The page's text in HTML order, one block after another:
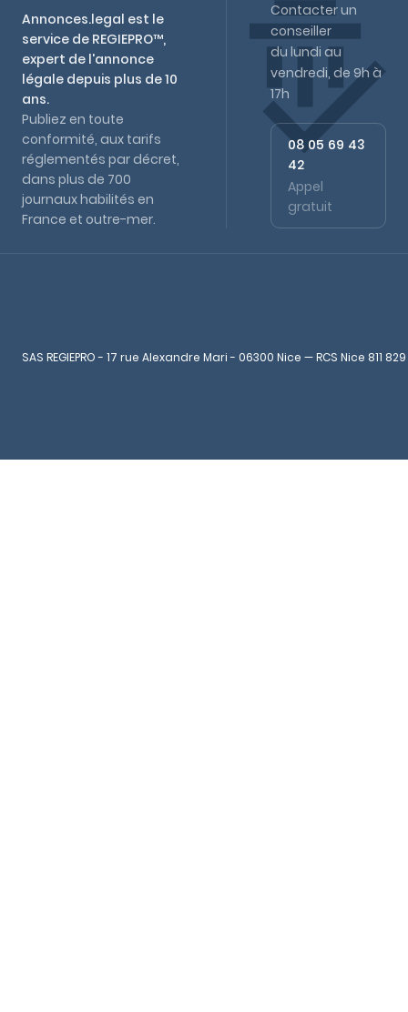
Annonces.legal est le
service de REGIEPRO™,
expert de l'annonce
légale depuis plus de 10
ans.
Publiez en toute
conformité, aux tarifs
réglementés par décret,
dans plus de 700
journaux habilités en
France et outre-mer.
Contacter un
conseiller
du lundi au
vendredi, de 9h à
17h
08 05 69 43
42
Appel
gratuit
SAS REGIEPRO - 17 rue Alexandre Mari - 06300 Nice — RCS Nice 811